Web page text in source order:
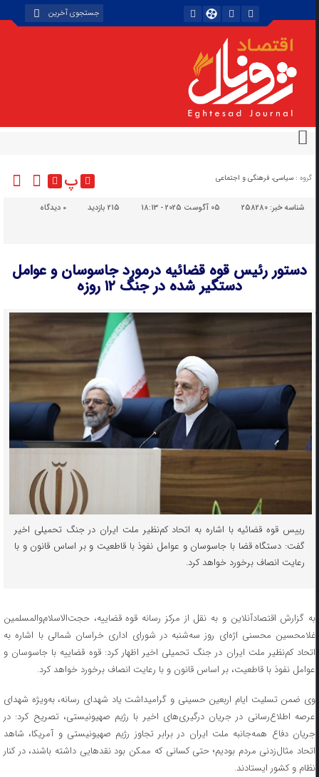
گروه : سیاسی، فرهنگی و اجتماعی پ
شناسه خبر:258280 05 آگوست 2025 - 18:13 215 بازدید دیدگاه
دستور رئیس قوه قضائیه درمورد جاسوسان و عوامل
دستگیر شده در جنگ ۱۲ روزه
رییس قوه قضائیه با اشاره به اتحاد کم‌نظیر ملت ایران در جنگ تحمیلی اخیر
گفت: دستگاه قضا با جاسوسان و عوامل نفوذ با قاطعیت و بر اساس قانون و با
رعایت انصاف برخورد خواهد کرد.
به گزارش اقتصادآنلاین و به نقل از مرکز رسانه قوه قضاییه، حجت‌الاسلام‌والمسلمین
غلامحسین محسنی اژه‌ای روز سه‌شنبه در شورای اداری خراسان شمالی با اشاره به
اتحاد کم‌نظیر ملت ایران در جنگ تحمیلی اخیر اظهار کرد: قوه قضاییه با جاسوسان و
عوامل نفوذ با قاطعیت، بر اساس قانون و با رعایت انصاف برخورد خواهد کرد.
وی ضمن تسلیت ایام اربعین حسینی و گرامیداشت یاد شهدای رسانه، به‌ویژه شهدای
عرصه اطلاع‌رسانی در جریان درگیری‌های اخیر با رژیم صهیونیستی، تصریح کرد: در
جریان دفاع همه‌جانبه ملت ایران در برابر تجاوز رژیم صهیونیستی و آمریکا، شاهد
اتحاد مثال‌زدنی مردم بودیم؛ حتی کسانی که ممکن بود نقد‌هایی داشته باشند، در کنار
نظام و کشور ایستادند.